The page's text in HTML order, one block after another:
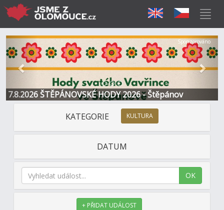
7.8.2026 ŠTĚPÁNOVSKÉ HODY 2026 - Štěpánov
Předchozí Další
Sponzorováno
KATEGORIE KULTURA
DATUM
OK
+ PŘIDAT UDÁLOST